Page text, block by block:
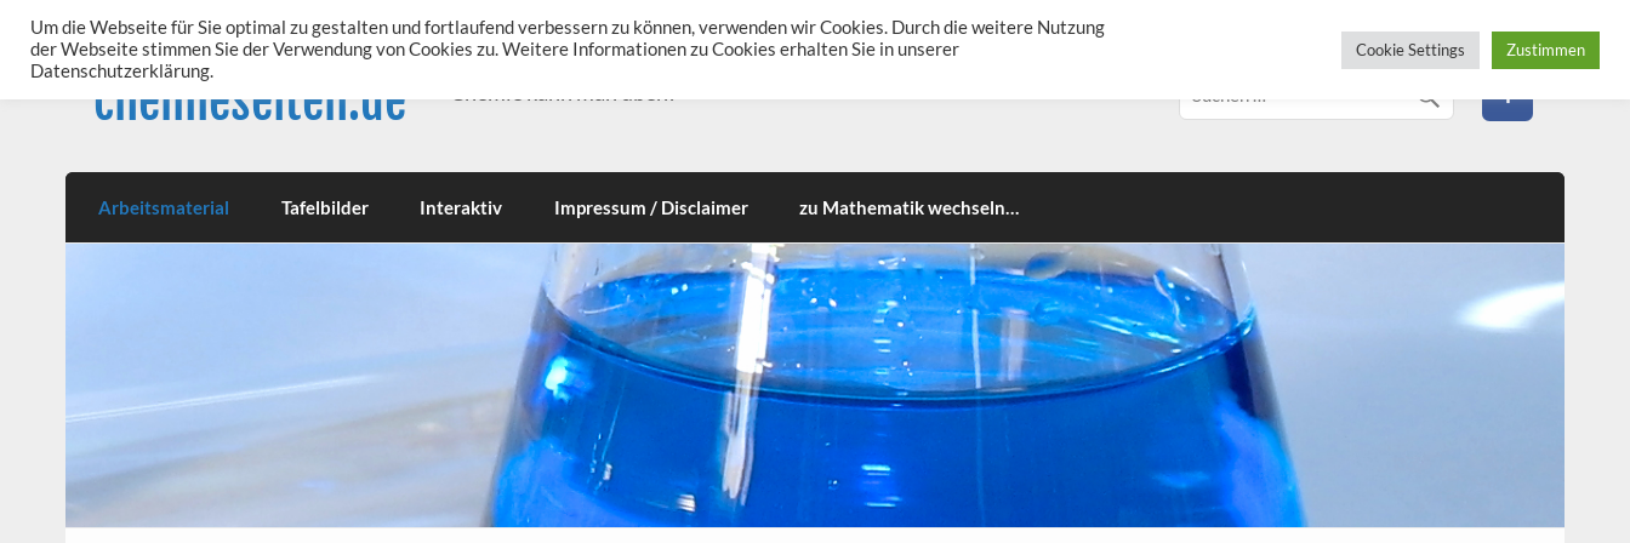
content
chemieseiten.de
Arbeitsmaterial Tafelbilder Interaktiv Impressum / Disclaimer zu Mathematik wechseln…
Um die Webseite für Sie optimal zu gestalten und fortlaufend verbessern zu können, verwenden wir Cookies. Durch die weitere Nutzung
der Webseite stimmen Sie der Verwendung von Cookies zu. Weitere Informationen zu Cookies erhalten Sie in unserer
Datenschutzerklärung.
Cookie Settings Zustimmen